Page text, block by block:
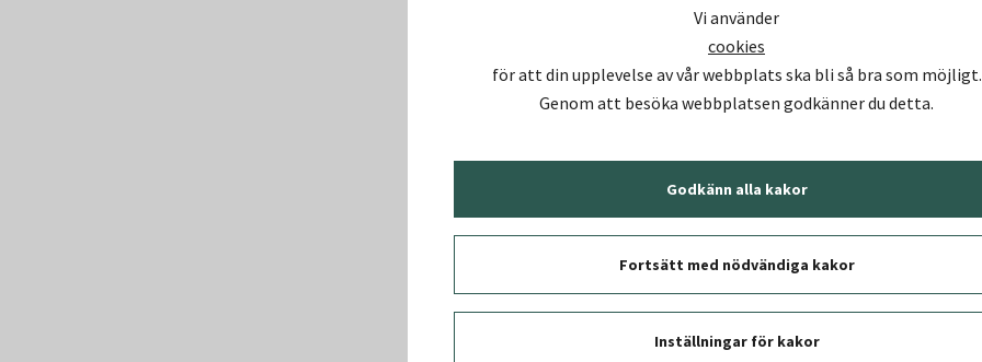
Vi använder
cookies
för att din upplevelse av vår webbplats ska bli så bra som möjligt.
Genom att besöka webbplatsen godkänner du detta.
Godkänn alla kakor
Fortsätt med nödvändiga kakor
Inställningar för kakor
Certifierad (Nyproducerad byggnad 2.1)
KvarnbergshallenCertifierad (Nyproducerad byggnad 2.1)
Certifierad (Nyproducerad byggnad 2.1)
Certifierad (Nyproducerad byggnad 2.2)